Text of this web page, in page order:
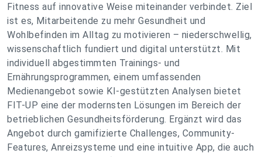
Fitness auf innovative Weise miteinander verbindet. Ziel
ist es, Mitarbeitende zu mehr Gesundheit und
Wohlbefinden im Alltag zu motivieren – niederschwellig,
wissenschaftlich fundiert und digital unterstützt. Mit
individuell abgestimmten Trainings- und
Ernährungsprogrammen, einem umfassenden
Medienangebot sowie KI-gestützten Analysen bietet
FIT-UP eine der modernsten Lösungen im Bereich der
betrieblichen Gesundheitsförderung. Ergänzt wird das
Angebot durch gamifizierte Challenges, Community-
Features, Anreizsysteme und eine intuitive App, die auch